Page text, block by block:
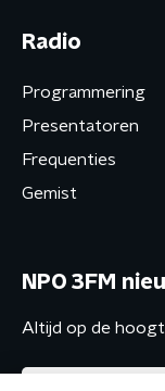
Radio
Programmering
Presentatoren
Frequenties
Gemist
NPO 3FM
Altijd op de